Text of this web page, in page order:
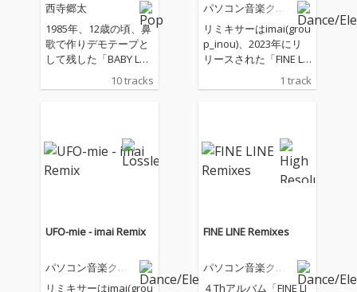
年、NewJeans（現・N
JZ)のバンドマスターも
務める大樋ゆう大（SA
NABUGUN.)をプロデュ
ル・ジャクソン、ザ・
「Away」、宮川弾プ
ロデュースによる、西
寺自身が少年期に心酔
ァー曲も織り交ぜなが
ップネス、哀愁を包み
込むレトロスペクティ
西寺郷太
1985年、12歳の頃、鼻
歌で作りデモテープと
して残した「BABY LOV
ER」から、堀込泰行と
の初めてマンツーマン
ソングライティングの
歴史を凝縮した本作。
共同プロデューサー
リスト&エンジニアの
山形知也。前作からの
年、NewJeans（現・N
JZ)のバンドマスターも
10 tracks
パソコン音楽クラ
リミキサーはimai(grou
p_inou)、2023年にリ
リースされた「FINE LI
NE Remixes」に未収録
作品。
1 track
UFO-mie - imai Remix
パソコン音楽クラ
リミキサーはimai(grou
FINE LINE Remixes
パソコン音楽クラ
４Thアルバム「FINE LI